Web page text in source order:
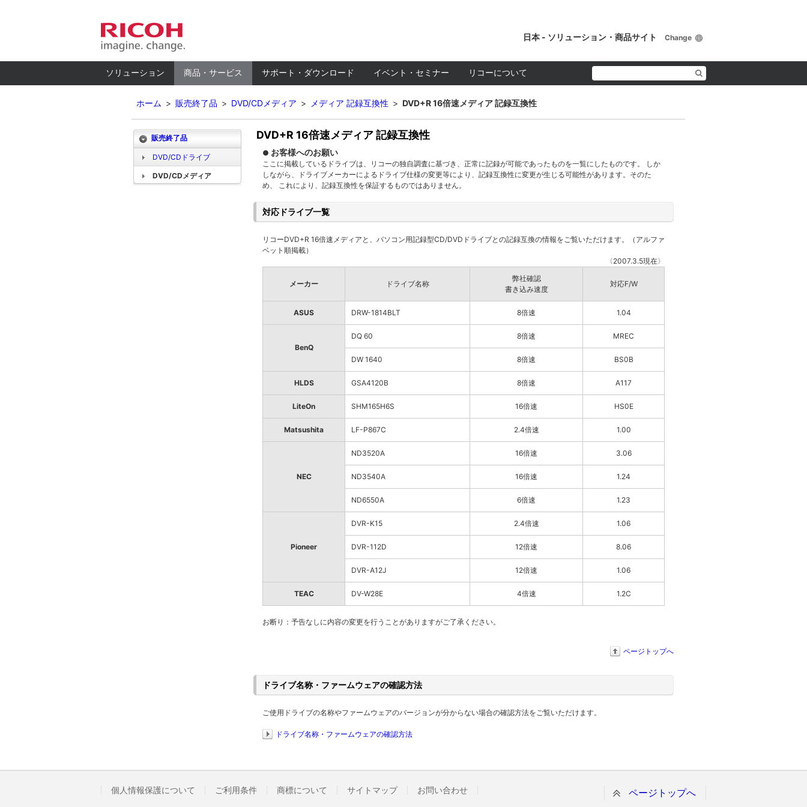
日本 - ソリューション・商品サイト Change
ソリューション 商品・サービス サポート・ダウンロード イベント・セミナー リコーについて
ホーム > 販売終了品 > DVD/CDメディア > メディア 記録互換性 > DVD+R 16倍速メディア 記録互換性
DVD+R 16倍速メディア 記録互換性
● お客様へのお願い
ここに掲載しているドライブは、リコーの独自調査に基づき、正常に記録が可能であったものを一覧にしたものです。 しか
しながら、ドライブメーカーによるドライブ仕様の変更等により、記録互換性に変更が生じる可能性があります。そのた
め、
これにより、記録互換性を保証するものではありません。
対応ドライブ一覧
リコーDVD+R 16倍速メディアと、パソコン用記録型CD/DVDドライブとの記録互換の情報をご覧いただけます。（アルファ
ベット順掲載）
〈2007.3.5現在〉
メーカー ドライブ名称
弊社確認
書き込み速度
対応F/W
ASUS DRW-1814BLT 8倍速 1.04
BenQ
DQ 60 8倍速 MREC
DW 1640 8倍速 BS0B
HLDS GSA4120B 8倍速 A117
LiteOn SHM165H6S 16倍速 HS0E
Matsushita LF-P867C 2.4倍速 1.00
NEC
ND3520A 16倍速 3.06
ND3540A 16倍速 1.24
ND6550A 6倍速 1.23
Pioneer
DVR-K15 2.4倍速 1.06
DVR-112D 12倍速 8.06
DVR-A12J 12倍速 1.06
TEAC DV-W28E 4倍速 1.2C
お断り：予告なしに内容の変更を行うことがありますがご了承ください。
ページトップへ
ドライブ名称・ファームウェアの確認方法
ご使用ドライブの名称やファームウェアのバージョンが分からない場合の確認方法をご覧いただけます。
ドライブ名称・ファームウェアの確認方法
販売終了品
DVD/CDドライブ
DVD/CDメディア
個人情報保護について ご利用条件 商標について サイトマップ お問い合わせ ページトップへ